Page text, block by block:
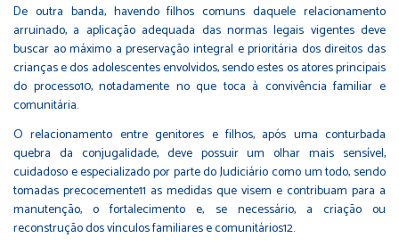
De outra banda, havendo filhos comuns daquele relacionamento
arruinado, a aplicação adequada das normas legais vigentes deve
buscar ao máximo a preservação integral e prioritária dos direitos das
crianças e dos adolescentes envolvidos, sendo estes os atores principais
do processo10, notadamente no que toca à convivência familiar e
comunitária.
O relacionamento entre genitores e filhos, após uma conturbada
quebra da conjugalidade, deve possuir um olhar mais sensível,
cuidadoso e especializado por parte do Judiciário como um todo, sendo
tomadas precocemente11 as medidas que visem e contribuam para a
manutenção, o fortalecimento e, se necessário, a criação ou
reconstrução dos vínculos familiares e comunitários12.